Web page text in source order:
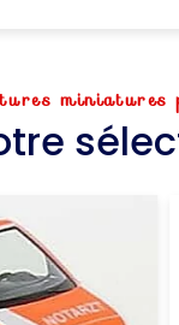
miniatures